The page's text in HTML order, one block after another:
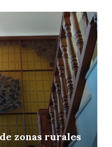
zonas rurales